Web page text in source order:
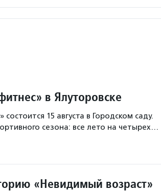
в Ялуторовске
15 августа в Городском саду.
сезона: все лето на четырех…
«Невидимый возраст»